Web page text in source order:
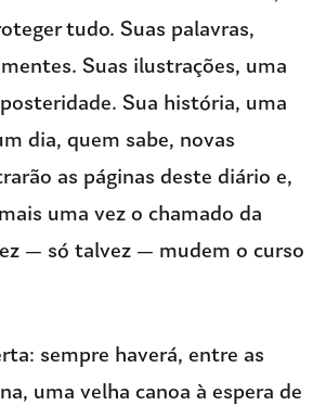
tudo. Suas palavras,
Suas ilustrações, uma
Sua história, uma
dia, quem sabe, novas
as páginas deste diário e,
uma vez o chamado da
— só talvez — mudem o curso
sempre haverá, entre as
uma velha canoa à espera de